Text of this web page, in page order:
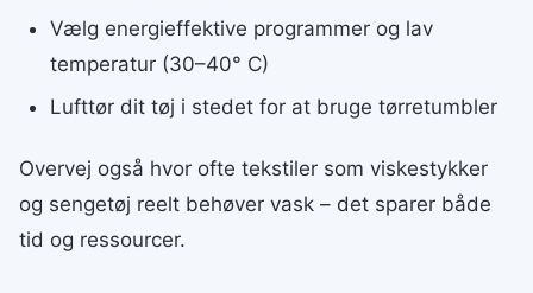
Vælg energieffektive programmer og lav
temperatur (30–40° C)
Lufttør dit tøj i stedet for at bruge tørretumbler
Overvej også hvor ofte tekstiler som viskestykker
og sengetøj reelt behøver vask – det sparer både
tid og ressourcer.